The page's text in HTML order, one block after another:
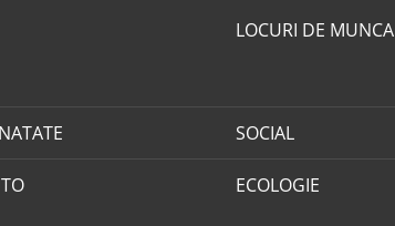
LOCURI DE MUNCA
SOCIAL
ECOLOGIE